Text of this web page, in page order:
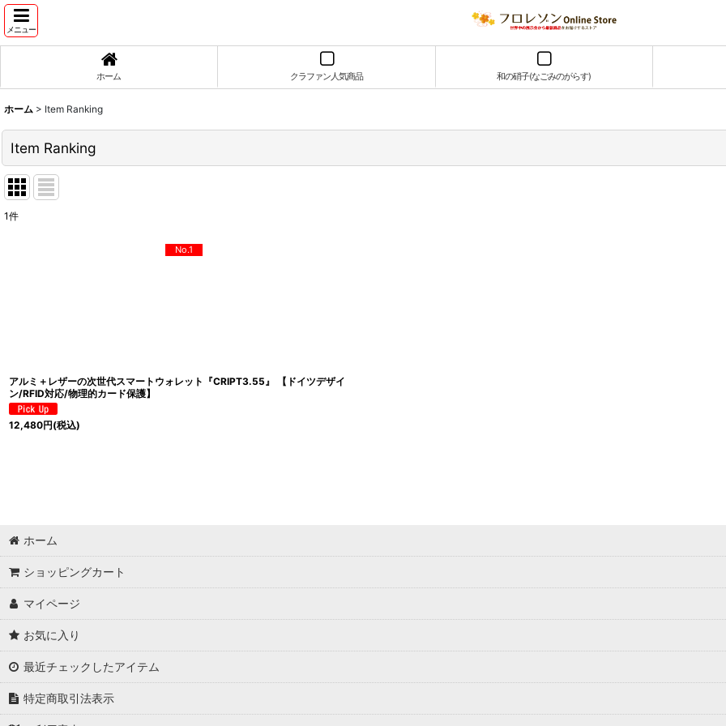
メニュー
ホーム クラファン人気商品 和の硝子(なごみのがらす)
ホーム > Item Ranking
Item Ranking
1件
No.1
アルミ＋レザーの次世代スマートウォレット『CRIPT3.55』 【ドイツデザイ
ン/RFID対応/物理的カード保護】
12,480円(税込)
ホーム
ショッピングカート
マイページ
お気に入り
最近チェックしたアイテム
特定商取引法表示